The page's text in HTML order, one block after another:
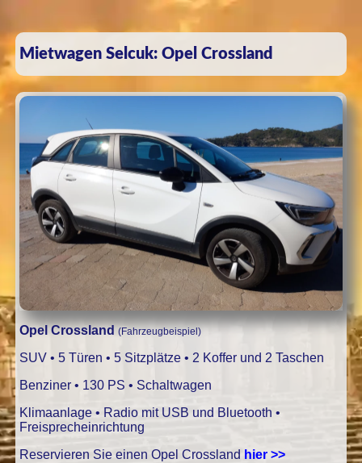
Mietwagen Selcuk: Opel Crossland
Opel Crossland (Fahrzeugbeispiel)
SUV • 5 Türen • 5 Sitzplätze • 2 Koffer und 2 Taschen
Benziner • 130 PS • Schaltwagen
Klimaanlage • Radio mit USB und Bluetooth •
Freisprecheinrichtung
Reservieren Sie einen Opel Crossland hier >>